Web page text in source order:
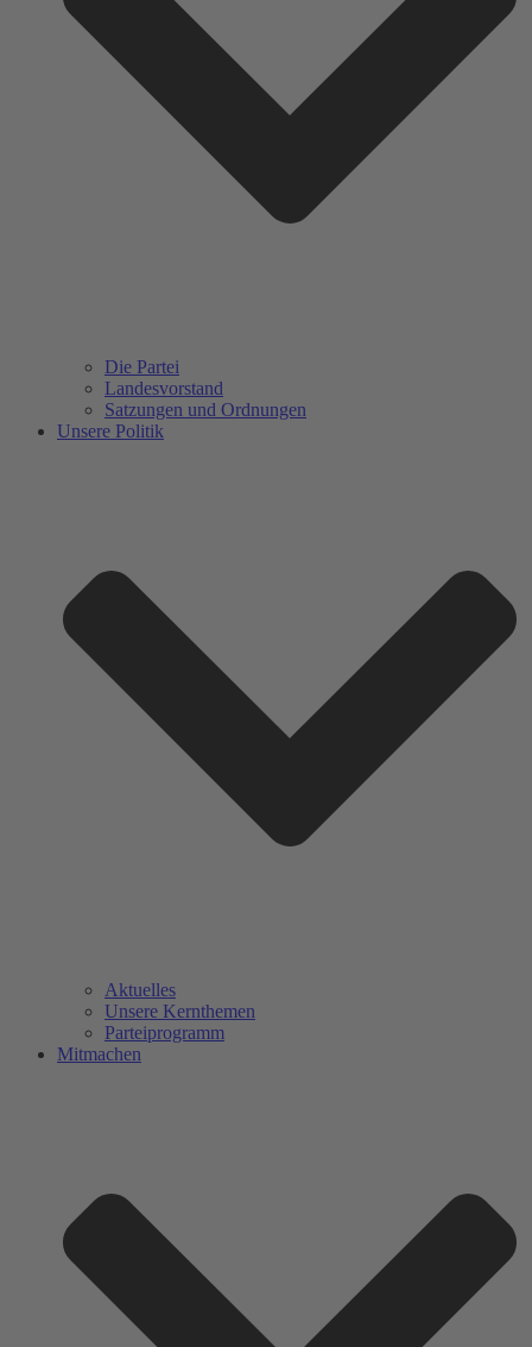
Die Partei
Landesvorstand
Satzungen und Ordnungen
Unsere Politik
Aktuelles
Unsere Kernthemen
Parteiprogramm
Mitmachen